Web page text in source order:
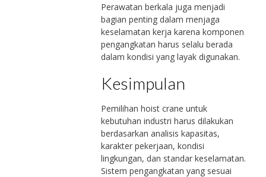
Perawatan berkala juga menjadi
bagian penting dalam menjaga
keselamatan kerja karena komponen
pengangkatan harus selalu berada
dalam kondisi yang layak digunakan.
Kesimpulan
Pemilihan hoist crane untuk
kebutuhan industri harus dilakukan
berdasarkan analisis kapasitas,
karakter pekerjaan, kondisi
lingkungan, dan standar keselamatan.
Sistem pengangkatan yang sesuai